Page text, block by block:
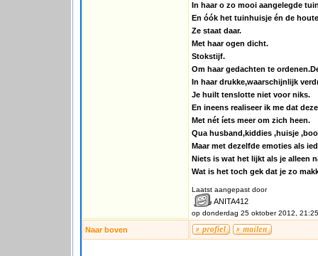
In haar o zo mooi aangelegde
En óók het tuinhuisje én de
Ze staat daar.
Met haar ogen dicht.
Stokstijf.
Om haar gedachten te
In haar drukke,waarschijnlijk
Je huilt tenslotte niet voor niks.
En ineens realiseer ik me dat
Met nét íets meer om zich heen.
Qua husband,kiddies ,huisje
Maar met dezelfde emoties als
Niets is wat het lijkt als je alleen
Wat is het toch gek dat je zo
Laatst aangepast door
ANITA412
op donderdag 25 oktober 2012, 21:25
Naar boven